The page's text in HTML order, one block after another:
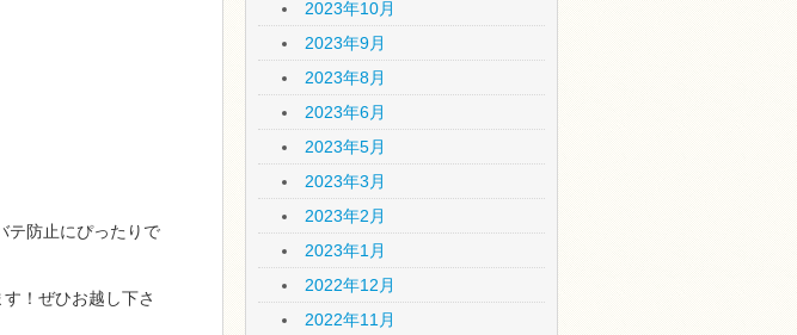
テ防止にぴったりで
！ぜひお越し下さ
2023年10月
2023年9月
2023年8月
2023年6月
2023年5月
2023年3月
2023年2月
2023年1月
2022年12月
2022年11月